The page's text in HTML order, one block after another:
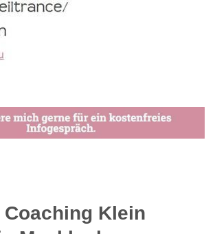
Coaching Klein